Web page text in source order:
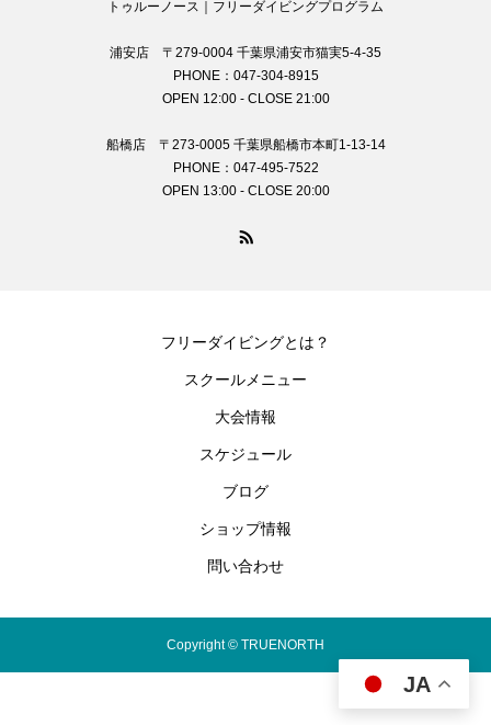
トゥルーノース｜フリーダイビングプログラム
浦安店 〒279-0004 千葉県浦安市猫実5-4-35
PHONE：047-304-8915
OPEN 12:00 - CLOSE 21:00
船橋店 〒273-0005 千葉県船橋市本町1-13-14
PHONE：047-495-7522
OPEN 13:00 - CLOSE 20:00
フリーダイビングとは？
スクールメニュー
大会情報
スケジュール
ブログ
ショップ情報
問い合わせ
Copyright © TRUENORTH
JA